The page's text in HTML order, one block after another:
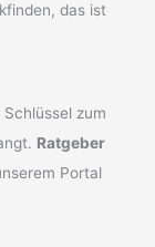
das ist
zum
Ratgeber
Portal